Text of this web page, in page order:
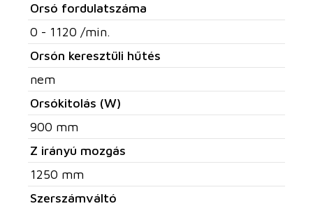
Orsó fordulatszáma
0 - 1120 /min.
Orsón keresztüli hűtés
nem
Orsókitolás (W)
900 mm
Z irányú mozgás
1250 mm
Szerszámváltó